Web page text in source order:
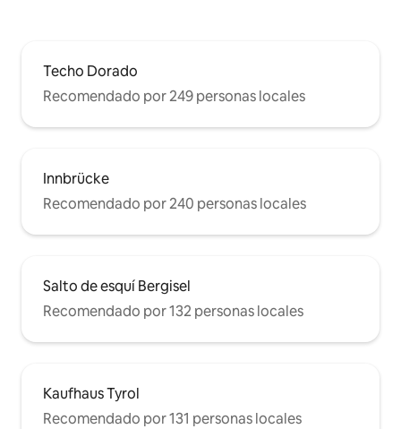
Techo Dorado
Recomendado por 249 personas locales
Innbrücke
Recomendado por 240 personas locales
Salto de esquí Bergisel
Recomendado por 132 personas locales
Kaufhaus Tyrol
Recomendado por 131 personas locales